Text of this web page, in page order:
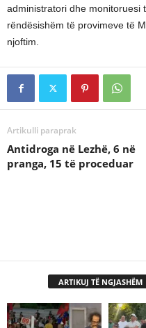
administratori dhe monitoruesi
rëndësishëm të provimeve të
njoftim.
Artikulli paraprak
Antidroga në Lezhë, 6 në
pranga, 15 të proceduar
ARTIKUJ TË NGJASHËM